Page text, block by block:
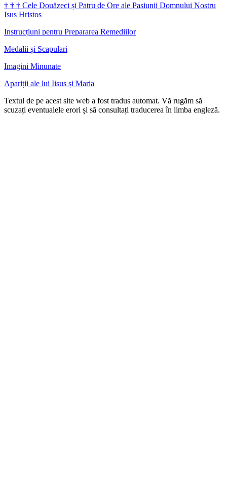
† † † Cele Douăzeci și Patru de Ore ale Pasiunii Domnului Nostru
Isus Hristos
Instrucțiuni pentru Prepararea Remediilor
Medalii și Scapulari
Imagini Minunate
Apariții ale lui Iisus și Maria
Textul de pe acest site web a fost tradus automat. Vă rugăm să
scuzați eventualele erori și să consultați traducerea în limba engleză.